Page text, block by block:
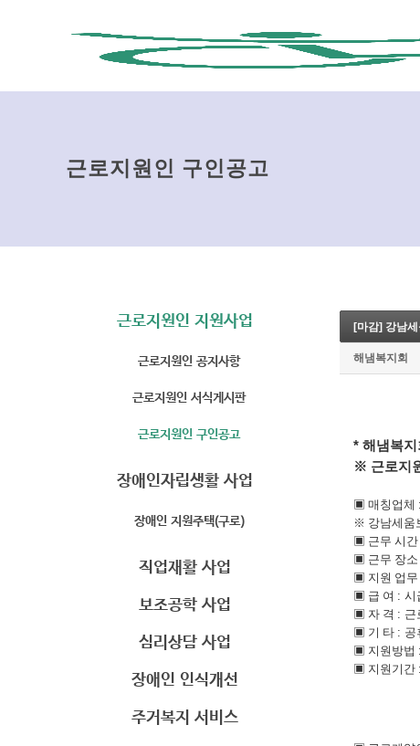
근로지원인 구인공고
근로지원인 지원사업
근로지원인 공지사항
근로지원인 서식게시판
근로지원인 구인공고
장애인자립생활 사업
장애인 지원주택(구로)
직업재활 사업
보조공학 사업
심리상담 사업
장애인 인식개선
주거복지 서비스
[마감] 강남
해냄복지회
* 해냄복
※ 근로지
▣ 매칭업체 :
※ 강남세움
▣ 근무 시간
▣ 근무 장소
▣ 지원 업무
▣ 급 여 : 시
▣ 자 격 : 근
▣ 기 타 : 공
▣ 지원방법 :
▣ 지원기간 :